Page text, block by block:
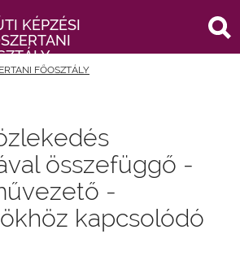
KÉPZÉSI
FŐOSZTÁLY
összefüggő -
-
kapcsolódó